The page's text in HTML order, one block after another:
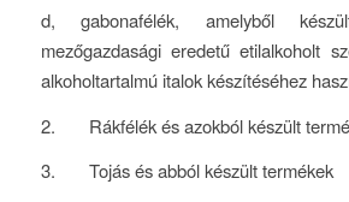
d, gabonafélék, amelyből
mezőgazdasági eredetű etilalkoholt
alkoholtartalmú italok készítéséhez
2. Rákfélék és azokból készült
3. Tojás és abból készült termékek